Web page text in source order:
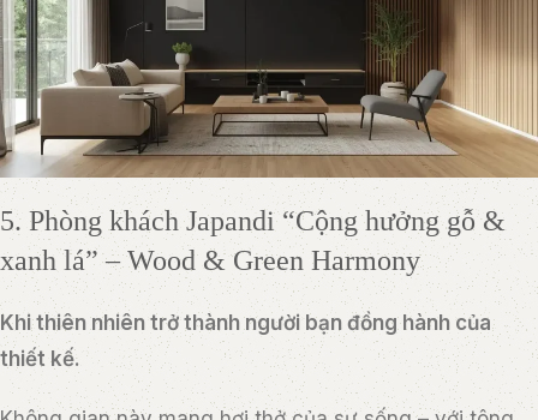
5. Phòng khách Japandi “Cộng hưởng gỗ &
xanh lá” – Wood & Green Harmony
Khi thiên nhiên trở thành người bạn đồng hành của
thiết kế.